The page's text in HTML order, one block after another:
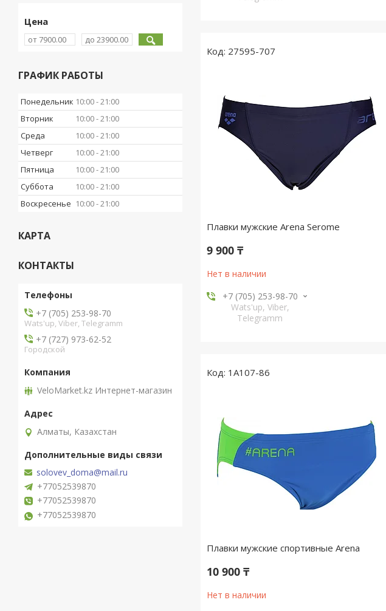
27595-707
Плавки мужские Arena Serome
9 900 ₸
Нет в наличии
+7 (705) 253-98-70
Wats'up, Viber,
Telegramm
1A107-86
Плавки мужские спортивные Arena
10 900 ₸
Нет в наличии
Цена
ГРАФИК РАБОТЫ
Понедельник 10:00 21:00
Вторник
10:00 21:00
Среда
10:00 21:00
Четверг
10:00 21:00
Пятница
10:00 21:00
Суббота
10:00 21:00
Воскресенье 10:00 21:00
КАРТА
КОНТАКТЫ
+7 (705) 253-98-70
Wats'up, Viber, Telegramm
+7 (727) 973-62-52
Городской
VeloMarket.kz Интернет-магазин
Алматы, Казахстан
solovev_doma@mail.ru
+77052539870
+77052539870
+77052539870